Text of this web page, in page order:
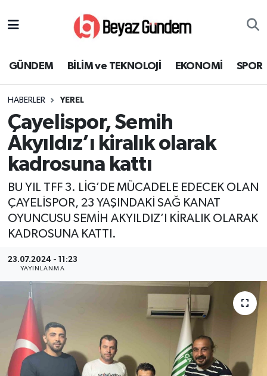
GÜNDEM BİLİM ve TEKNOLOJİ EKONOMİ SPOR
HABERLER YEREL
Çayelispor, Semih
Akyıldız’ı kiralık olarak
kadrosuna kattı
BU YIL TFF 3. LİG’DE MÜCADELE EDECEK OLAN
ÇAYELİSPOR, 23 YAŞINDAKİ SAĞ KANAT
OYUNCUSU SEMİH AKYILDIZ’I KİRALIK OLARAK
KADROSUNA KATTI.
23.07.2024 - 11:23
YAYINLANMA
EKONOMİ
SPOR
SAĞLIK
EĞİTİM
KÜLTÜR SANAT
MAGAZİN
Süper Lig Puan Durumu ve Fikstür
Tüm Manşetler
Son Dakika Haberleri
Haber Arşivi